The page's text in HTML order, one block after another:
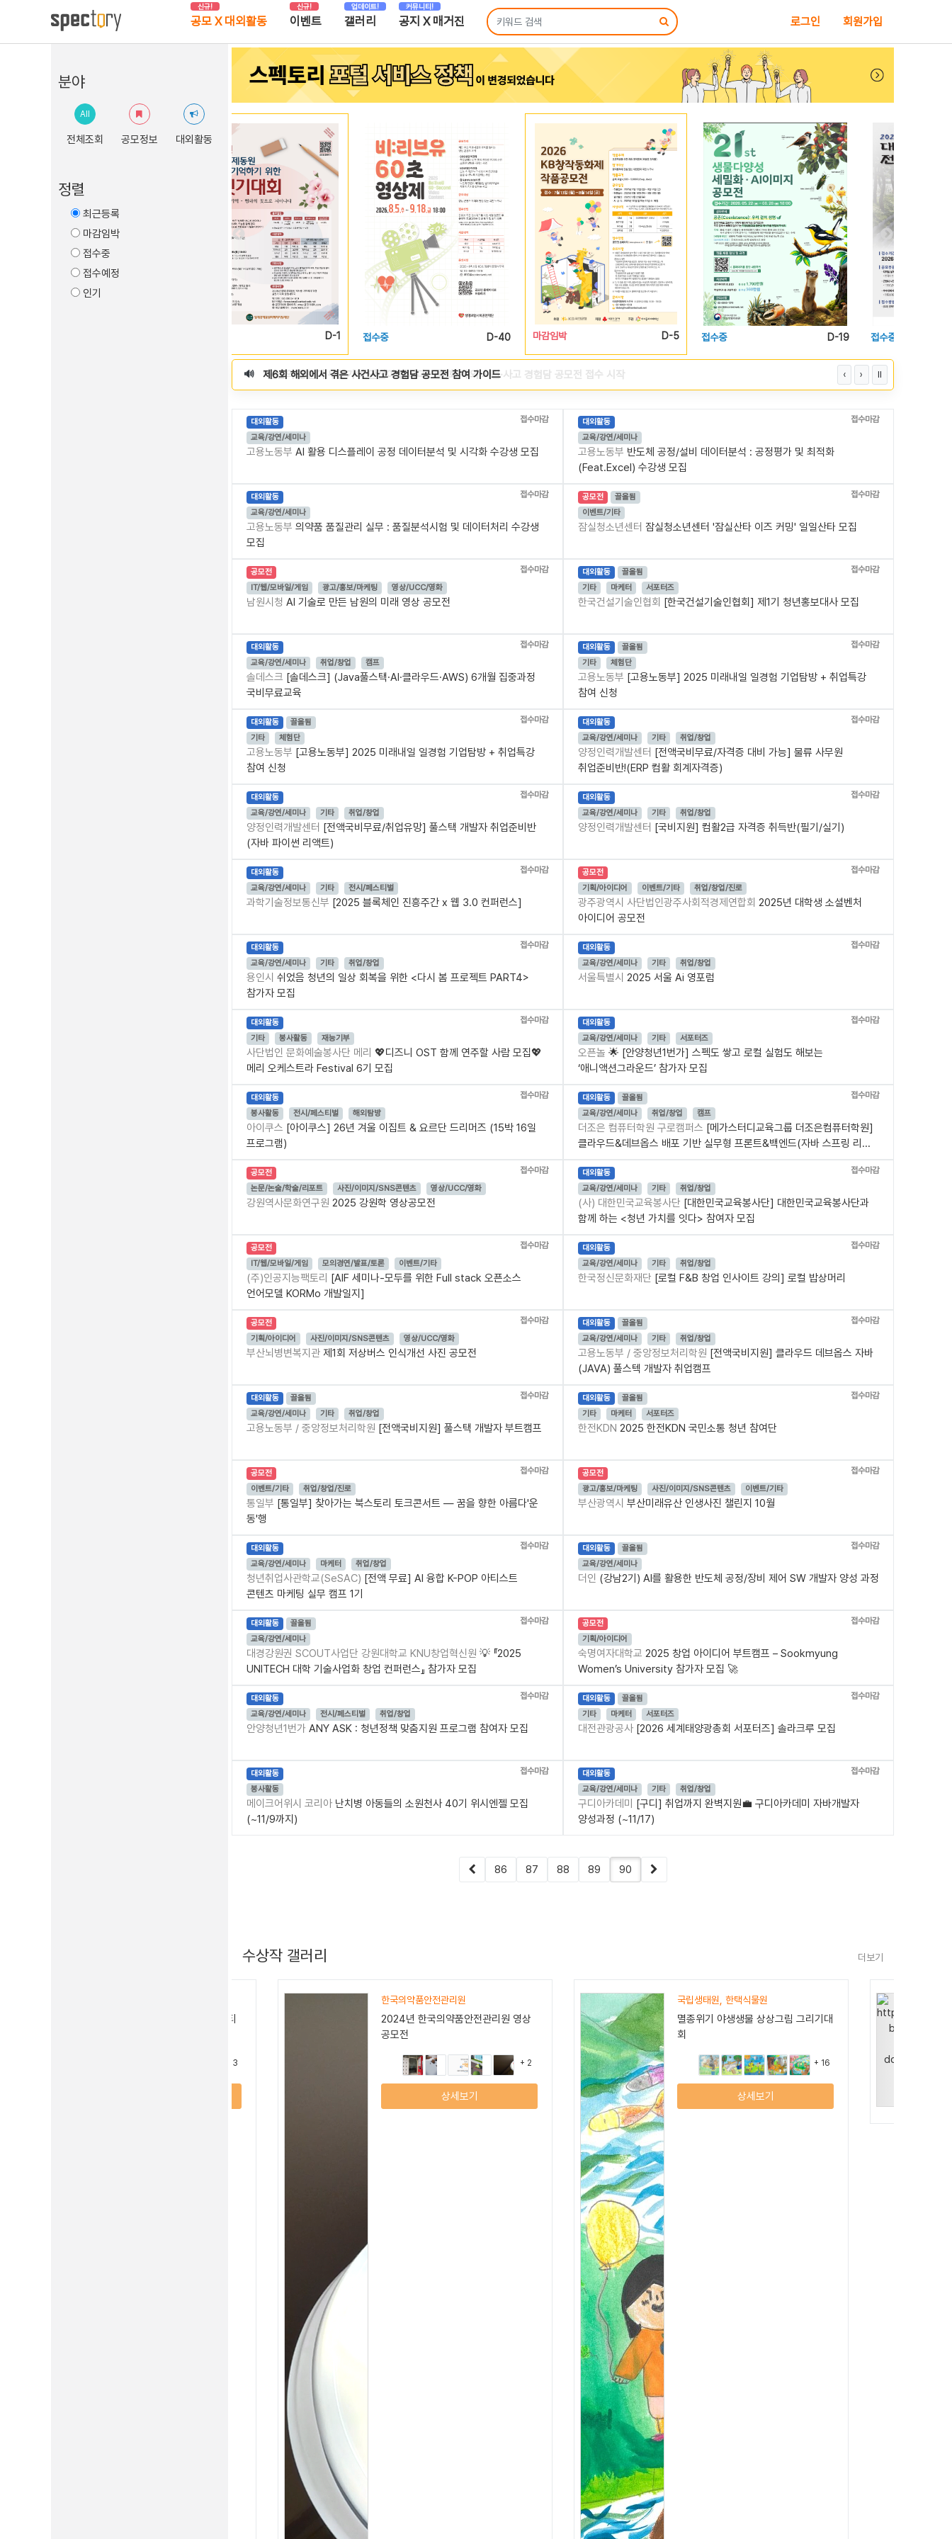
신규!
공모 X 대외활동
신규!
이벤트
업데이트!
갤러리
커뮤니티!
공지 X 매거진 로그인 회원가입
분야
All
전체조회 공모정보 대외활동
정렬
최근등록
마감임박
접수중
접수예정
인기
D-40 마감임박 D-5 접수중 D-19 접수중 D-40 마감임박
🔊 제6회 해외에서 겪은 사건사고 경험담 공모전 참여 가이드
아동권리보장원, 2025년 마을돌봄 사업 공모전 시상식 개최 ‹ › Ⅱ
대외활동
접수마감
교육/강연/세미나
고용노동부 AI 활용 디스플레이 공정 데이터분석 및 시각화 수강생 모집
대외활동
접수마감
교육/강연/세미나
고용노동부 반도체 공정/설비 데이터분석 : 공정평가 및 최적화
(Feat.Excel) 수강생 모집
대외활동
접수마감
교육/강연/세미나
고용노동부 의약품 품질관리 실무 : 품질분석시험 및 데이터처리 수강생
모집
공모전 끌올됨
접수마감
이벤트/기타
잠실청소년센터 잠실청소년센터 '잠실산타 이즈 커밍' 일일산타 모집
공모전
접수마감
IT/웹/모바일/게임
광고/홍보/마케팅 영상/UCC/영화
남원시청 AI 기술로 만든 남원의 미래 영상 공모전
대외활동 끌올됨
접수마감
기타
마케터 서포터즈
한국건설기술인협회 [한국건설기술인협회] 제1기 청년홍보대사 모집
대외활동
접수마감
교육/강연/세미나
취업/창업 캠프
솔데스크 [솔데스크] (Java풀스택·AI·클라우드·AWS) 6개월 집중과정
국비무료교육
대외활동 끌올됨
접수마감
기타
체험단
고용노동부 [고용노동부] 2025 미래내일 일경험 기업탐방 + 취업특강
참여 신청
대외활동 끌올됨
접수마감
기타
체험단
고용노동부 [고용노동부] 2025 미래내일 일경험 기업탐방 + 취업특강
참여 신청
대외활동
접수마감
교육/강연/세미나
기타 취업/창업
양정인력개발센터 [전액국비무료/자격증 대비 가능] 물류 사무원
취업준비반!(ERP 컴활 회계자격증)
대외활동
접수마감
교육/강연/세미나
기타 취업/창업
양정인력개발센터 [전액국비무료/취업유망] 풀스택 개발자 취업준비반
(자바 파이썬 리액트)
대외활동
접수마감
교육/강연/세미나
기타 취업/창업
양정인력개발센터 [국비지원] 컴활2급 자격증 취득반(필기/실기)
대외활동
접수마감
교육/강연/세미나
기타 전시/페스티벌
과학기술정보통신부 [2025 블록체인 진흥주간 x 웹 3.0 컨퍼런스]
공모전
접수마감
기획/아이디어
이벤트/기타 취업/창업/진로
광주광역시 사단법인광주사회적경제연합회 2025년 대학생 소셜벤처
아이디어 공모전
대외활동
접수마감
교육/강연/세미나
기타 취업/창업
용인시 쉬었음 청년의 일상 회복을 위한 <다시 봄 프로젝트 PART4>
참가자 모집
대외활동
접수마감
교육/강연/세미나
기타 취업/창업
서울특별시 2025 서울 Ai 영포럼
대외활동
접수마감
기타
봉사활동 재능기부
사단법인 문화예술봉사단 메리 💖디즈니 OST 함께 연주할 사람 모집💖
메리 오케스트라 Festival 6기 모집
대외활동
접수마감
교육/강연/세미나
기타 서포터즈
오픈놀 🌟 [안양청년1번가] 스펙도 쌓고 로컬 실험도 해보는
‘애니액션그라운드’ 참가자 모집
대외활동
접수마감
봉사활동
전시/페스티벌 해외탐방
아이쿠스 [아이쿠스] 26년 겨울 이집트 & 요르단 드리머즈 (15박 16일
프로그램)
대외활동 끌올됨
접수마감
교육/강연/세미나
취업/창업 캠프
더조은 컴퓨터학원 구로캠퍼스 [메가스터디교육그룹 더조은컴퓨터학원]
클라우드&데브옵스 배포 기반 실무형 프론트&백엔드(자바 스프링 리...
공모전
접수마감
논문/논술/학술/리포트
사진/이미지/SNS콘텐츠 영상/UCC/영화
강원역사문화연구원 2025 강원학 영상공모전
대외활동
접수마감
교육/강연/세미나
기타 취업/창업
(사) 대한민국교육봉사단 [대한민국교육봉사단] 대한민국교육봉사단과
함께 하는 <청년 가치를 잇다> 참여자 모집
공모전
접수마감
IT/웹/모바일/게임
모의경연/발표/토론 이벤트/기타
(주)인공지능팩토리 [AIF 세미나-모두를 위한 Full stack 오픈소스
언어모델 KORMo 개발일지]
대외활동
접수마감
교육/강연/세미나
기타 취업/창업
한국정신문화재단 [로컬 F&B 창업 인사이트 강의] 로컬 밥상머리
공모전
접수마감
기획/아이디어
사진/이미지/SNS콘텐츠 영상/UCC/영화
부산뇌병변복지관 제1회 저상버스 인식개선 사진 공모전
대외활동 끌올됨
접수마감
교육/강연/세미나
기타 취업/창업
고용노동부 / 중앙정보처리학원 [전액국비지원] 클라우드 데브옵스 자바
(JAVA) 풀스텍 개발자 취업캠프
대외활동 끌올됨
접수마감
교육/강연/세미나
기타 취업/창업
고용노동부 / 중앙정보처리학원 [전액국비지원] 풀스택 개발자 부트캠프
대외활동 끌올됨
접수마감
기타
마케터 서포터즈
한전KDN 2025 한전KDN 국민소통 청년 참여단
공모전
접수마감
이벤트/기타
취업/창업/진로
통일부 [통일부] 찾아가는 북스토리 토크콘서트 ― 꿈을 향한 아름다'운
동'행
공모전
접수마감
광고/홍보/마케팅
사진/이미지/SNS콘텐츠 이벤트/기타
부산광역시 부산미래유산 인생사진 챌린지 10월
대외활동
접수마감
교육/강연/세미나
마케터 취업/창업
청년취업사관학교(SeSAC) [전액 무료] AI 융합 K-POP 아티스트
콘텐츠 마케팅 실무 캠프 1기
대외활동 끌올됨
접수마감
교육/강연/세미나
더인 (강남2기) AI를 활용한 반도체 공정/장비 제어 SW 개발자 양성 과정
대외활동 끌올됨
접수마감
교육/강연/세미나
대경강원권 SCOUT사업단 강원대학교 KNU창업혁신원 💡 『2025
UNITECH 대학 기술사업화 창업 컨퍼런스』 참가자 모집
공모전
접수마감
기획/아이디어
숙명여자대학교 2025 창업 아이디어 부트캠프 – Sookmyung
Women’s University 참가자 모집 🚀
대외활동
접수마감
교육/강연/세미나
전시/페스티벌 취업/창업
안양청년1번가 ANY ASK : 청년정책 맞춤지원 프로그램 참여자 모집
대외활동 끌올됨
접수마감
기타
마케터 서포터즈
대전관광공사 [2026 세계태양광총회 서포터즈] 솔라크루 모집
대외활동
접수마감
봉사활동
메이크어위시 코리아 난치병 아동들의 소원천사 40기 위시엔젤 모집
(~11/9까지)
대외활동
접수마감
교육/강연/세미나
기타 취업/창업
구디아카데미 [구디] 취업까지 완벽지원💼 구디아카데미 자바개발자
양성과정 (~11/17)
86 87 88 89 90
수상작 갤러리 더보기
2024년 한국의약품안전관리원 영상
+ 2
국립생태원, 한택식물원
멸종위기 야생생물 상상그림 그리기대
회
+ 16
상세보기
대구광역시/대구문화예술진흥원
2023 대구 관광객 환대 한복 근무복
공모전
+ 5
상세보기